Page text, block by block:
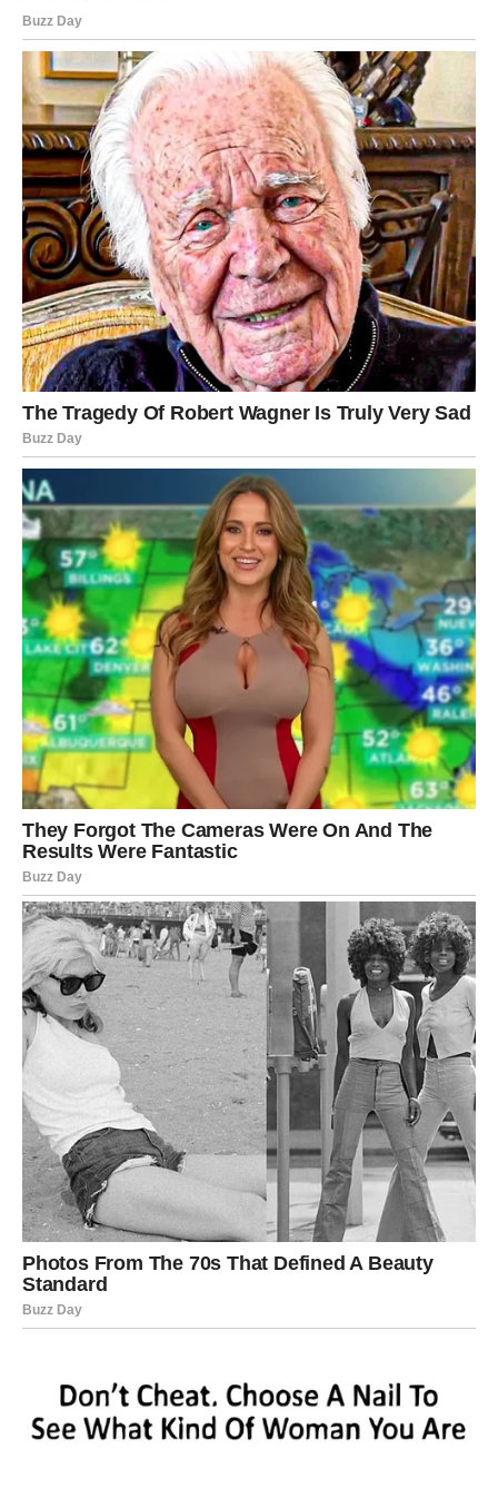
Neke prilike nastaju onda kada ih najmanje očekujemo.
DRUŠTVENI ŽIVOT DONOSI
RADOST
Ovaj vikend posebno je naglašena energija druženja.
Mogući su susreti sa ljudima koje dugo niste vidjeli.
Pozivi koje niste očekivali.
Izlasci.
Okupljanja.
I trenuci koji vam vraćaju dobro raspoloženje.
Nemojte odbijati pozive.
Zvijezde pokazuju da upravo kroz društvene događaje
dolazi mnogo pozitivne energije.
VRIJEME JE DA SE USUDITE
Jedna od najvažnijih poruka ovog vikenda jeste da ne
čekate savršen trenutak.
Ako postoji nešto što želite reći – recite.
Ako postoji prilika koju želite iskoristiti – napravite korak.
Ako postoji osoba o kojoj razmišljate – pokažite
interesovanje.
Sreća će pratiti one Ovnove koji budu spremni djelovati.
UNUTRAŠNJI MIR DONOSI
PRAVE ODGOVORE
Pored svih događaja koji dolaze, zvijezde vam savjetuju
da pronađete trenutak za sebe.
Ponekad najbolji odgovori dolaze kada se udaljimo od
Ovaj vikend mogao bi vam donijeti važnu spoznaju o tome
šta zaista želite od narednog perioda.